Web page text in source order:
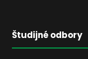
Študijné odbory